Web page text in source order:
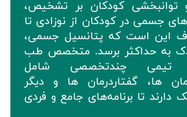
کودکان بر تشخیص،
جسمی در کودکان از نوزادی تا
این است که پتانسیل جسمی،
به حداکثر برسد. متخصص طب
تیمی چند‌تخصصی شامل
ها، گفتاردرمان ها و دیگر
تا برنامه‌های جامع و فردی